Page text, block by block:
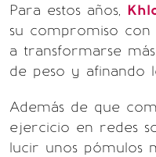
Para estos años,
su compromiso
a transformarse
de peso y afinando
Además de que
ejercicio en redes
lucir unos pómulos